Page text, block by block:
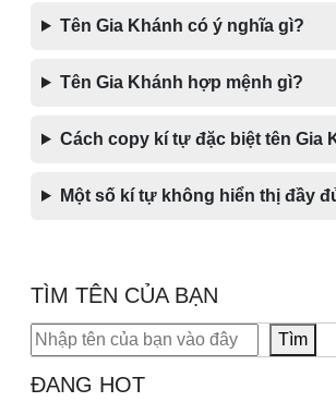
Tên Gia Khánh có ý nghĩa gì?
Tên Gia Khánh hợp mệnh gì?
Cách copy kí tự đặc biệt tên Gia
Một số kí tự không hiển thị đầy
TÌM TÊN CỦA BẠN
Tìm kiếm Tìm
ĐANG HOT